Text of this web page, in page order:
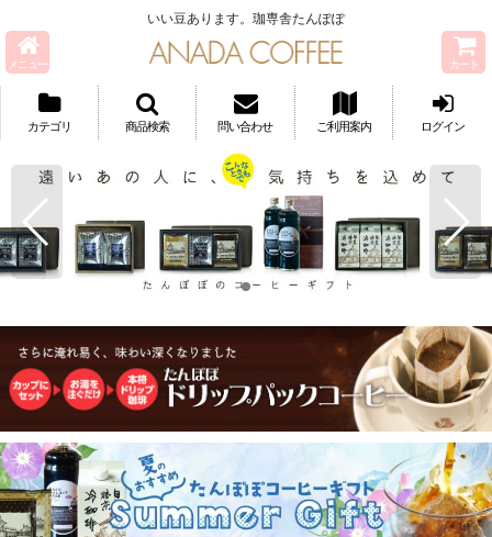
いい豆あります。珈専舎たんぽぽ
メニュー カート
カテゴリ 商品検索 問い合わせ ご利用案内 ログイン